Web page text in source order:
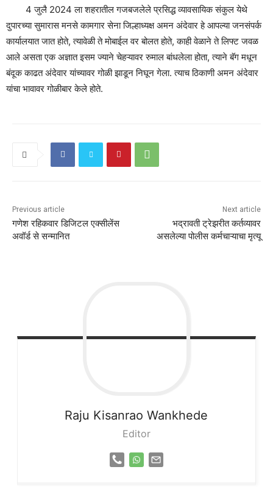
4 जुलै 2024 ला शहरातील गजबजलेले प्रसिद्ध व्यावसायिक संकुल येथे
दुपारच्या सुमारास मनसे कामगार सेना जिल्हाध्यक्ष अमन अंदेवार हे आपल्या जनसंपर्क
कार्यालयात जात होते, त्यावेळी ते मोबाईल वर बोलत होते, काही वेळाने ते लिफ्ट जवळ
आले असता एक अज्ञात इसम ज्याने चेहऱ्यावर रुमाल बांधलेला होता, त्याने बॅग मधून
बंदूक काढत अंदेवार यांच्यावर गोळी झाडून निघून गेला. त्याच ठिकाणी अमन अंदेवार
यांचा भावावर गोळीबार केले होते.
Previous article
गणेश रहिकवार डिजिटल एक्सीलेंस
अवॉर्ड से सन्मानित
Next article
भद्रावती ट्रेझरीत कर्तव्यावर
असलेल्या पोलीस कर्मचाऱ्याचा मृत्यू
Raju Kisanrao Wankhede
Editor